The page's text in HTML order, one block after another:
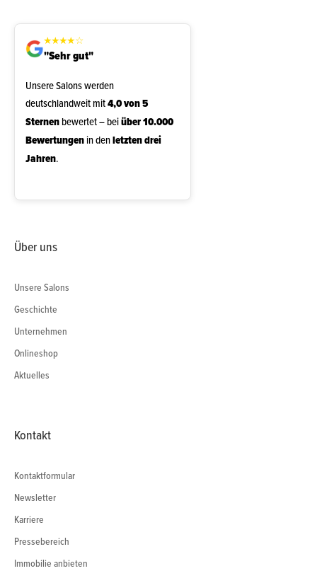
★★★★☆
"Sehr gut"
Unsere Salons werden
deutschlandweit mit4,0 von 5
Sternenbewertet – beiüber 10.000
Bewertungenin denletzten drei
Jahren.
Über uns
Unsere Salons
Geschichte
Unternehmen
Onlineshop
Aktuelles
Kontakt
Kontaktformular
Newsletter
Karriere
Pressebereich
Immobilie anbieten